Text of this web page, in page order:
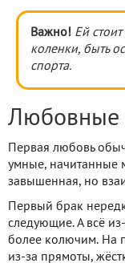
Важно! Ей
коленки, быть
спорта.
Любовные
Первая любовь
умные, начитанные
завышенная, но
Первый брак
следующие. А всё
более колючим. На
из-за прямоты,